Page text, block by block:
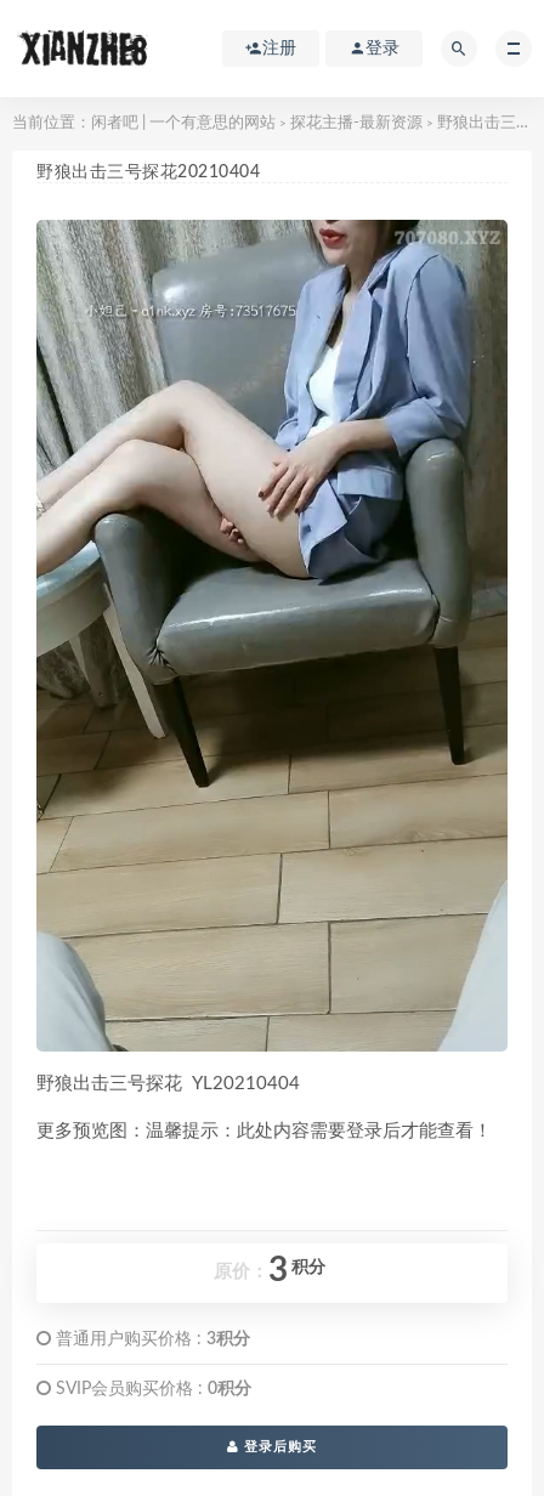
注册 登录
当前位置： 闲者吧 | 一个有意思的网站 > 探花主播-最新资源 > 野狼出击三号探花20210404
野狼出击三号探花20210404
野狼出击三号探花 YL20210404
更多预览图：温馨提示：此处内容需要登录后才能查看！
原价： 3 积分
普通用户购买价格 : 3积分
SVIP会员购买价格 : 0积分
登录后购买